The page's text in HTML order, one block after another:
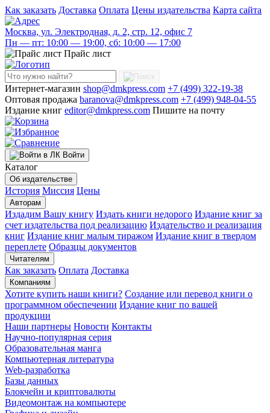
Как заказать Доставка Оплата Цены издательства Карта сайта
Москва, ул. Электродная, д. 2, стр. 12, офис 7
Пн — пт: 10:00 — 19:00, сб: 10:00 — 17:00
Прайс лист
Интернет-магазин shop@dmkpress.com +7 (499) 322-19-38
Оптовая продажа baranova@dmkpress.com +7 (499) 948-04-55
Издание книг editor@dmkpress.com Пишите на почту
Войти
Каталог
Об издательстве
История Миссия Цены
Авторам
Издадим Вашу книгу Издать книги недорого Издание книг за
счет издательства под реализацию Издательство и реализация
книг Издание книг малым тиражом Издание книг в твердом
переплете Образцы документов
Читателям
Как заказать Оплата Доставка
Компаниям
Хотите купить наши книги? Создание или перевод книги о
программном обеспечении Издание книг по вашей
продукции
Наши партнеры Новости Контакты
Научно-популярная серия
Образовательная манга
Компьютерная литература
Web-разработка
Базы данных
Блокчейн и криптовалюты
Видеомонтаж на компьютере